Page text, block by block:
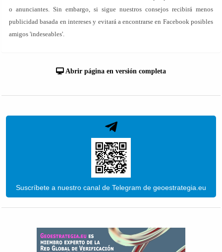
o anunciantes. Sin embargo, si sigue nuestros consejos recibirá menos
publicidad basada en intereses y evitará a encontrarse en Facebook posibles
amigos 'indeseables'.
Abrir página en versión completa
Suscríbete a nuestro canal de Telegram de geoestrategia.eu